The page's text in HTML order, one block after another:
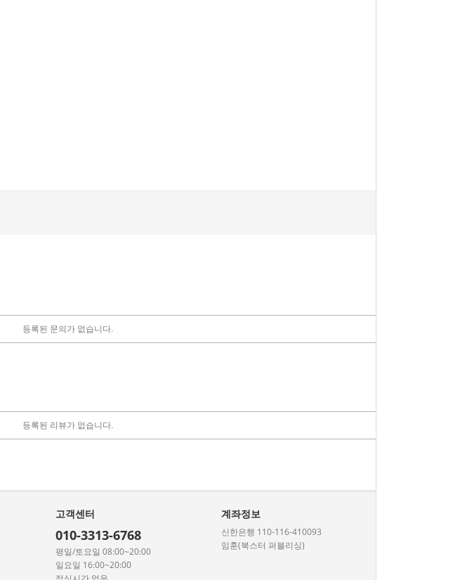
등록된 문의가 없습니다.
등록된 리뷰가 없습니다.
고객센터
010-3313-6768
평일/토요일 08:00~20:00
일요일 16:00~20:00
계좌정보
신한은행 110-116-410093
임훈(북스터 퍼블리싱)